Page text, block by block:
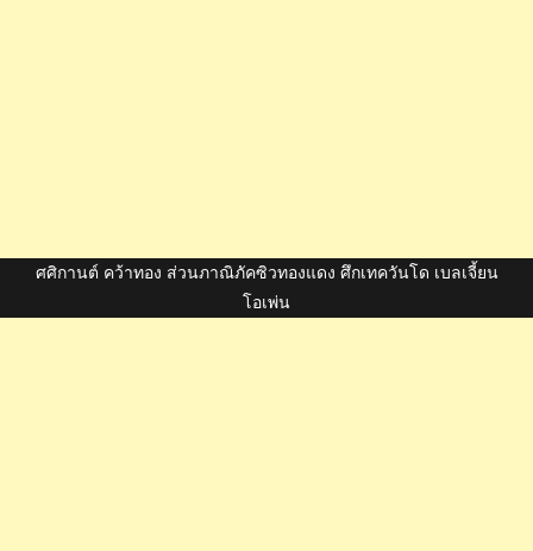
ศศิกานต์ คว้าทอง ส่วนภาณิภัคซิวทองแดง ศึกเทควันโด เบลเจี้ยน
โอเพ่น